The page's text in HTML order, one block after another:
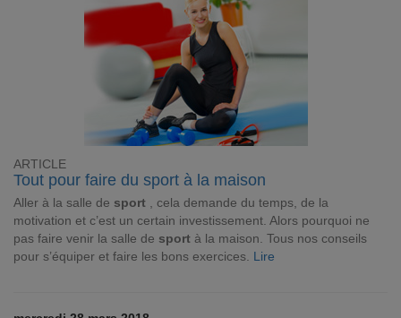
ARTICLE
Tout pour faire du sport à la maison
Aller à la salle de sport , cela demande du temps, de la
motivation et c’est un certain investissement. Alors pourquoi ne
pas faire venir la salle de sport à la maison. Tous nos conseils
pour s’équiper et faire les bons exercices. Lire